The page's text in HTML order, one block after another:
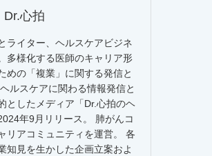
Dr.心拍
ライター、ヘルスケアビジネ
多様化する医師のキャリア形
めの「複業」に関する発信と
ルスケアに関わる情報発信と
としたメディア「Dr.心拍のヘ
年9月リリース。 肺がんコ
リアコミュニティを運営。 各
知見を生かした企画立案およ